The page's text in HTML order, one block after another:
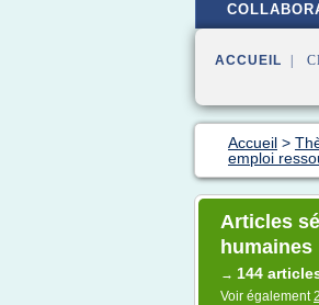
ACCUEIL |
Accueil >
emploi
Articles
humaines
→ 144
Voir également